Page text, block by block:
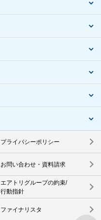
プライバシーポリシー
お問い合わせ・資料請求
エアトリグループの約束/
行動指針
ファイナリスタ